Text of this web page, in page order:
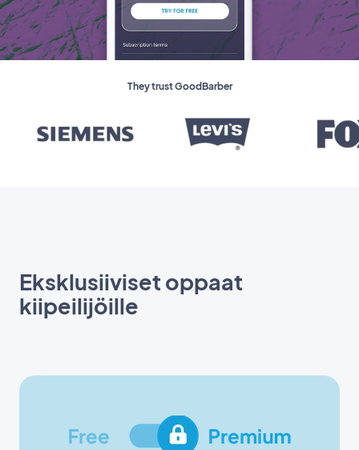
They trust GoodBarber
Eksklusiiviset oppaat
kiipeilijöille